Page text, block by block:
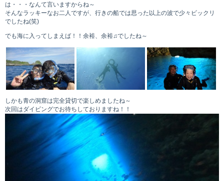
は・・・なんて言いますからね～
そんなラッキーなお二人ですが、行きの船では思った以上の波で少々ビックリ
でしたね(笑)
でも海に入ってしまえば！！余裕、余裕♫でしたね～
しかも青の洞窟は完全貸切で楽しめましたね～
次回はダイビングでお待ちしておりますね！！